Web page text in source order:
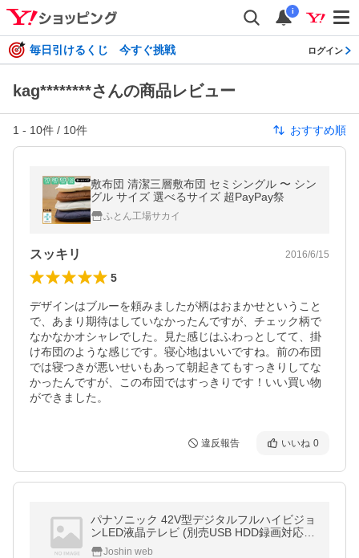
i
毎日引けるくじ 今すぐ挑戦 ログイン
kag********さんの商品レビュー
1 - 10件 / 10件 おすすめ順
敷布団 清潔三層敷布団 セミシングル 〜 シン
グル サイズ 選べるサイズ 超PayPay祭
ふとん工場サカイ
スッキリ 2016/6/15
5
デザインはブルーを頼みましたが柄はおまかせということ
で、あまり期待はしていなかったんですが、チェック柄で
なかなかオシャレでした。見た感じはふわっとしてて、掛
け布団のような感じです。寝心地はいいですね。前の布団
では寝つきが悪いせいもあって朝起きてもすっきりしてな
かったんですが、この布団ではすっきりです！いい買い物
ができました。
違反報告 いいね 0
パナソニック 42V型デジタルフルハイビジョ
ンLED液晶テレビ (別売USB HDD録画対応)V
IERA TH-42C305 返品種別A
Joshin web